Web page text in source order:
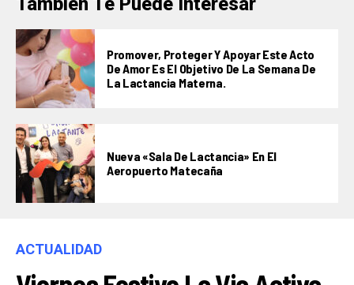
Promover, Proteger Y Apoyar Este Acto
De Amor Es El Objetivo De La Semana De
La Lactancia Materna.
Nueva «Sala De Lactancia» En El
Aeropuerto Matecaña
ACTUALIDAD